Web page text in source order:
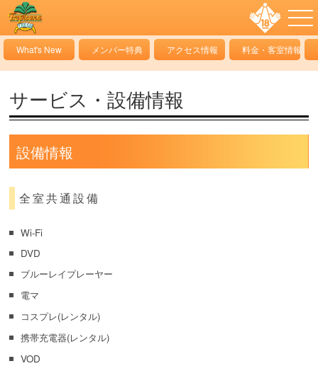
What's New メンバー特典 アクセス情報 料金・客室情報
サービス・設備情報
設備情報
全室共通設備
Wi-Fi
DVD
ブルーレイプレーヤー
電マ
コスプレ(レンタル)
携帯充電器(レンタル)
VOD